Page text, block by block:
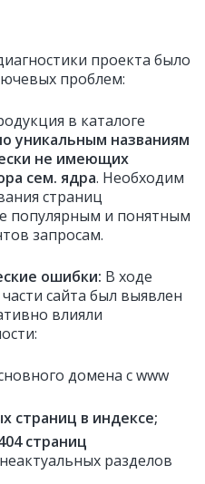
проекта было
проблем:
в каталоге
уникальным названиям
не имеющих
сем. ядра. Необходим
страниц
популярным и понятным
запросам.
ошибки: В ходе
сайта был выявлен
влияли
домена с www
страниц в индексе;
страниц
разделов